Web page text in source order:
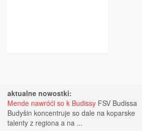
aktualne nowostki:
Mende nawróći so k Budissy FSV Budissa
Budyšin koncentruje so dale na koparske
talenty z regiona a na ...